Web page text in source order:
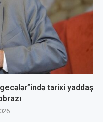
tarixi yaddaş